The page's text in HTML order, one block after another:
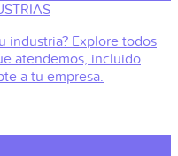
industria? Explore todos
atendemos, incluido
a tu empresa.